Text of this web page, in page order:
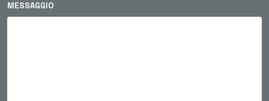
MESSAGGIO